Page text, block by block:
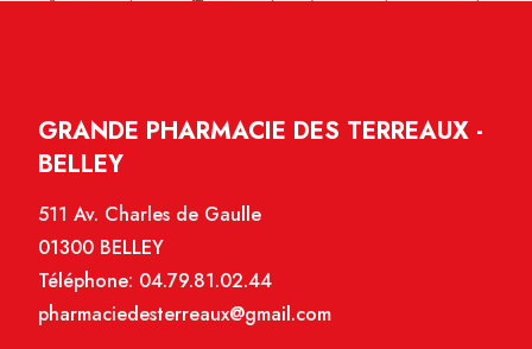
GRANDE PHARMACIE DES TERREAUX -
BELLEY
511 Av. Charles de Gaulle
01300 BELLEY
Téléphone: 04.79.81.02.44
pharmaciedesterreaux@gmail.com